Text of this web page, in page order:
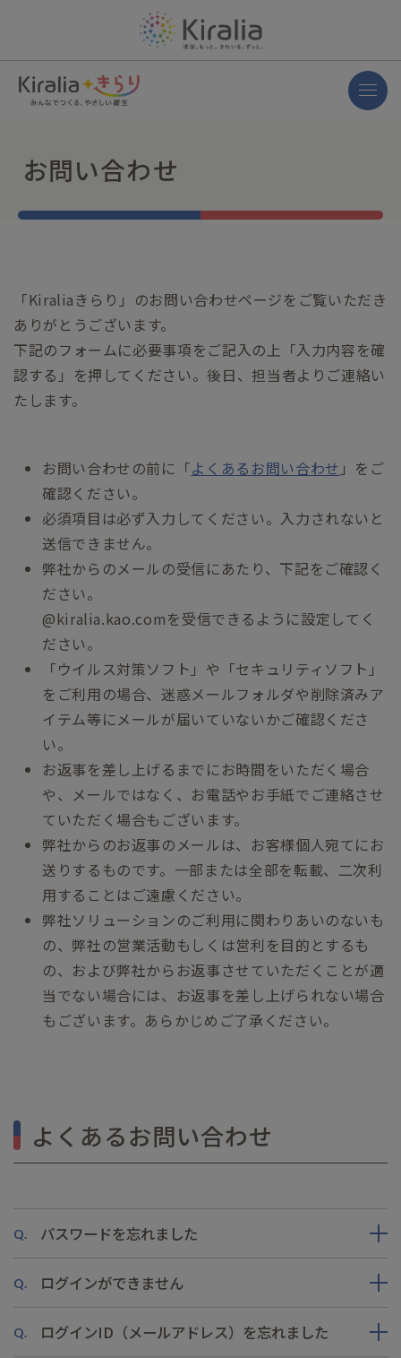
お問い合わせ
「Kiraliaきらり」のお問い合わせページをご覧いただき
ありがとうございます。
下記のフォームに必要事項をご記入の上「入力内容を確
認する」を押してください。後日、担当者よりご連絡い
たします。
お問い合わせの前に「よくあるお問い合わせ 」をご
確認ください。
必須項目は必ず入力してください。入力されないと
送信できません。
弊社からのメールの受信にあたり、下記をご確認く
ださい。
@kiralia.kao.comを受信できるように設定してく
ださい。
「ウイルス対策ソフト」や「セキュリティソフト」
をご利用の場合、迷惑メールフォルダや削除済みア
イテム等にメールが届いていないかご確認くださ
い。
お返事を差し上げるまでにお時間をいただく場合
や、メールではなく、お電話やお手紙でご連絡させ
ていただく場合もございます。
弊社からのお返事のメールは、お客様個人宛てにお
送りするものです。一部または全部を転載、二次利
用することはご遠慮ください。
弊社ソリューションのご利用に関わりあいのないも
の、弊社の営業活動もしくは営利を目的とするも
の、および弊社からお返事させていただくことが適
当でない場合には、お返事を差し上げられない場合
もございます。あらかじめご了承ください。
よくあるお問い合わせ
Q. パスワードを忘れました
Q. ログインができません
Q. ログインID（メールアドレス）を忘れました